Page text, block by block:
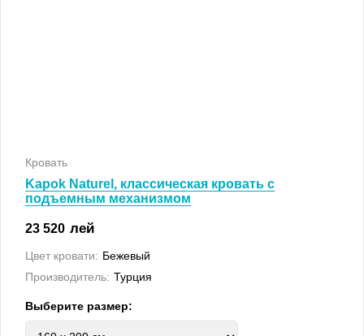
Кровать
Kapok Naturel, классическая кровать с
подъемным механизмом
23 520 лей
Цвет кровати: Бежевый
Производитель: Турция
Выберите размер: